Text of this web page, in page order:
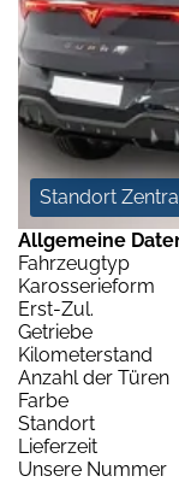
Standort
Allgemeine
Fahrzeugtyp
Karosserieform
Erst-Zul.
Getriebe
Kilometerstand
Anzahl der Türen
Farbe
Standort
Lieferzeit
Unsere Nummer